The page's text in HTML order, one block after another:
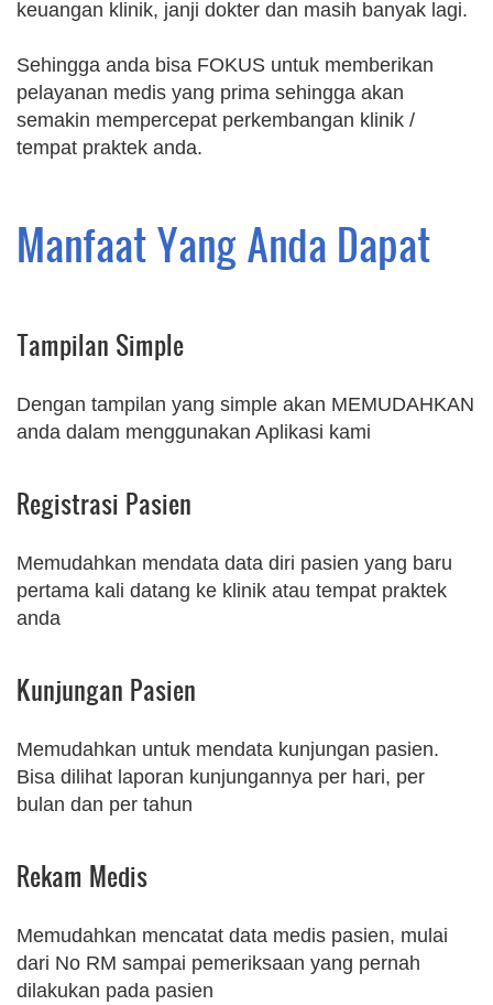
keuangan klinik, janji dokter dan masih banyak lagi.
Sehingga anda bisa FOKUS untuk memberikan
pelayanan medis yang prima sehingga akan
semakin mempercepat perkembangan klinik /
tempat praktek anda.
Manfaat Yang Anda Dapat
Tampilan Simple
Dengan tampilan yang simple akan MEMUDAHKAN
anda dalam menggunakan Aplikasi kami
Registrasi Pasien
Memudahkan mendata data diri pasien yang baru
pertama kali datang ke klinik atau tempat praktek
anda
Kunjungan Pasien
Memudahkan untuk mendata kunjungan pasien.
Bisa dilihat laporan kunjungannya per hari, per
bulan dan per tahun
Rekam Medis
Memudahkan mencatat data medis pasien, mulai
dari No RM sampai pemeriksaan yang pernah
dilakukan pada pasien